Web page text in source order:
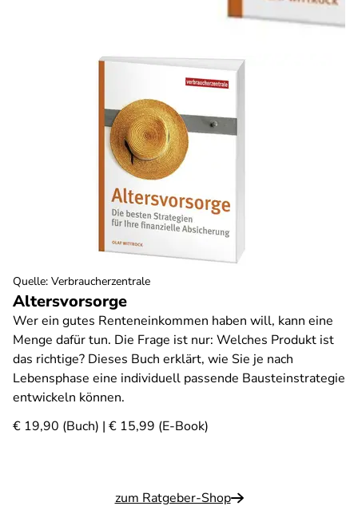
Altersvorsorge
Wer ein gutes Renteneinkommen haben will, kann eine
Menge dafür tun. Die Frage ist nur: Welches Produkt ist
das richtige? Dieses Buch erklärt, wie Sie je nach
Lebensphase eine individuell passende Bausteinstrategie
entwickeln können.
€ 19,90 (Buch) | € 15,99 (E-Book)
zum Ratgeber-Shop
Quelle: Verbraucherzentrale